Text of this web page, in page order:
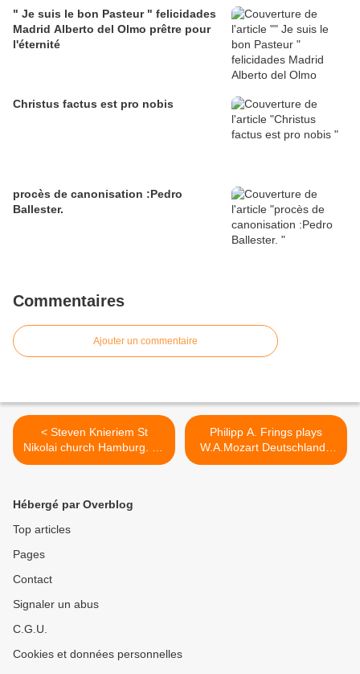
" Je suis le bon Pasteur " felicidades
Madrid Alberto del Olmo prêtre pour
l'éternité
Christus factus est pro nobis
procès de canonisation :Pedro
Ballester.
Commentaires
Ajouter un commentaire
< Steven Knieriem St
Nikolai church Hamburg. 19
ans.
Philipp A. Frings plays
W.A.Mozart Deutschland .
16 ans. >
Hébergé par Overblog
Top articles
Pages
Contact
Signaler un abus
C.G.U.
Cookies et données personnelles